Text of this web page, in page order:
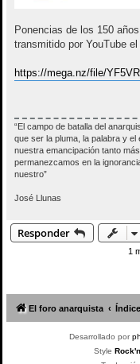
Ponencias de los 150
transmitido por YouTube
https://mega.nz/file/
“El campo de batalla del
que ser la pluma, la palabra y
nuestra emancipación tanto
permanezcamos en la
nuestro”
José Llunas
Responder
1
El foro anarquista
Desarrollado por
Style